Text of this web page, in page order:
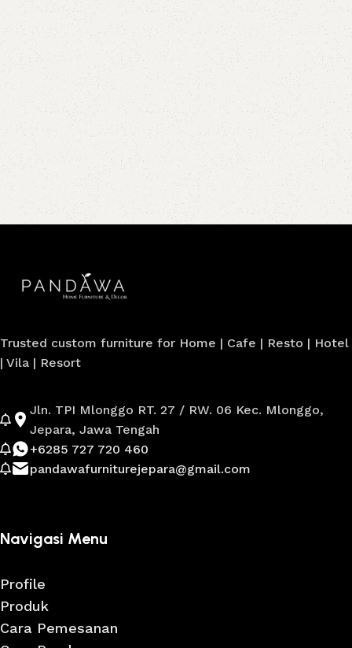
Trusted custom furniture for Home | Cafe | Resto | Hotel
| Vila | Resort
Jln. TPI Mlonggo RT. 27 / RW. 06 Kec. Mlonggo,
Jepara, Jawa Tengah
+6285 727 720 460
pandawafurniturejepara@gmail.com
Navigasi Menu
Profile
Produk
Cara Pemesanan